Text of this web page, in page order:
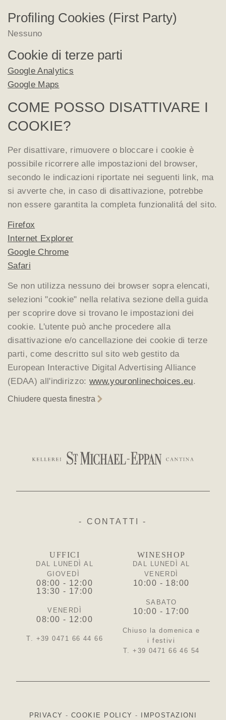
Profiling Cookies (First Party)
Nessuno
Cookie di terze parti
Google Analytics
Google Maps
COME POSSO DISATTIVARE I
COOKIE?
Per disattivare, rimuovere o bloccare i cookie è
possibile ricorrere alle impostazioni del browser,
secondo le indicazioni riportate nei seguenti link, ma
si avverte che, in caso di disattivazione, potrebbe
non essere garantita la completa funzionalitá del sito.
Firefox
Internet Explorer
Google Chrome
Safari
Se non utilizza nessuno dei browser sopra elencati,
selezioni "cookie" nella relativa sezione della guida
per scoprire dove si trovano le impostazioni dei
cookie. L'utente può anche procedere alla
disattivazione e/o cancellazione dei cookie di terze
parti, come descritto sul sito web gestito da
European Interactive Digital Advertising Alliance
(EDAA) all'indirizzo:www.youronlinechoices.eu.
Chiudere questa finestra
UFFICI
DAL LUNEDÌ AL
GIOVEDÌ
08:00 - 12:00
13:30 - 17:00
VENERDÌ
08:00 - 12:00
T. +39 0471 66 44 66
- CONTATTI -
WINESHOP
DAL LUNEDÌ AL
VENERDÌ
10:00 - 18:00
SABATO
10:00 - 17:00
Chiuso la domenica e
i festivi
T. +39 0471 66 46 54
PRIVACY -COOKIE POLICY - IMPOSTAZIONI